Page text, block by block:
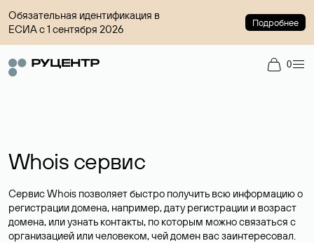
Обязательная идентификация в
ЕСИА с 1 сентября 2026
Подробнее
0
Whois сервис
Сервис Whois позволяет быстро получить всю информацию о
регистрации домена, например, дату регистрации и возраст
домена, или узнать контакты, по которым можно связаться с
организацией или человеком, чей домен вас заинтересовал.